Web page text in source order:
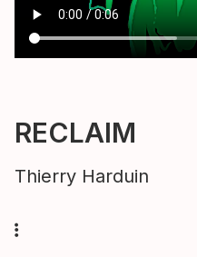
RECLAIM
Thierry Harduin